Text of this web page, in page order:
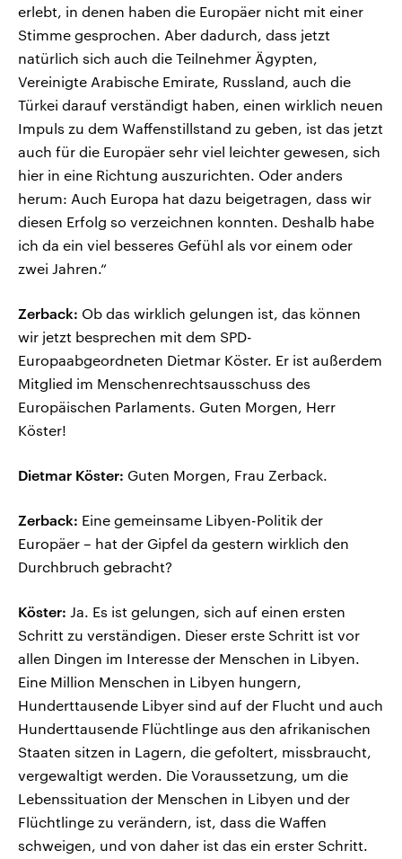
erlebt, in denen haben die Europäer nicht mit einer
Stimme gesprochen. Aber dadurch, dass jetzt
natürlich sich auch die Teilnehmer Ägypten,
Vereinigte Arabische Emirate, Russland, auch die
Türkei darauf verständigt haben, einen wirklich neuen
Impuls zu dem Waffenstillstand zu geben, ist das jetzt
auch für die Europäer sehr viel leichter gewesen, sich
hier in eine Richtung auszurichten. Oder anders
herum: Auch Europa hat dazu beigetragen, dass wir
diesen Erfolg so verzeichnen konnten. Deshalb habe
ich da ein viel besseres Gefühl als vor einem oder
zwei Jahren.“
Zerback: Ob das wirklich gelungen ist, das können
wir jetzt besprechen mit dem SPD-
Europaabgeordneten Dietmar Köster. Er ist außerdem
Mitglied im Menschenrechtsausschuss des
Europäischen Parlaments. Guten Morgen, Herr
Köster!
Dietmar Köster: Guten Morgen, Frau Zerback.
Zerback: Eine gemeinsame Libyen-Politik der
Europäer – hat der Gipfel da gestern wirklich den
Durchbruch gebracht?
Köster: Ja. Es ist gelungen, sich auf einen ersten
Schritt zu verständigen. Dieser erste Schritt ist vor
allen Dingen im Interesse der Menschen in Libyen.
Eine Million Menschen in Libyen hungern,
Hunderttausende Libyer sind auf der Flucht und auch
Hunderttausende Flüchtlinge aus den afrikanischen
Staaten sitzen in Lagern, die gefoltert, missbraucht,
vergewaltigt werden. Die Voraussetzung, um die
Lebenssituation der Menschen in Libyen und der
Flüchtlinge zu verändern, ist, dass die Waffen
schweigen, und von daher ist das ein erster Schritt.